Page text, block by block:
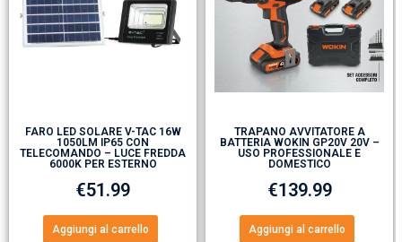
FARO LED SOLARE V-TAC 16W
1050LM IP65 CON
TELECOMANDO – LUCE FREDDA
6000K PER ESTERNO
€51.99
Aggiungi al carrello
TRAPANO AVVITATORE A
BATTERIA WOKIN GP20V 20V –
USO PROFESSIONALE E
DOMESTICO
€139.99
Aggiungi al carrello